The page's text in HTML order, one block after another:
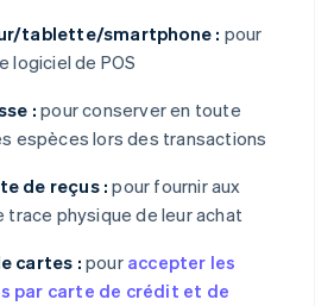
tablette/smartphone : pour
logiciel de POS
:pour conserver en toute
espèces lors des transactions
de reçus : pour fournir aux
trace physique de leur achat
cartes : pour accepter les
par carte de crédit et de